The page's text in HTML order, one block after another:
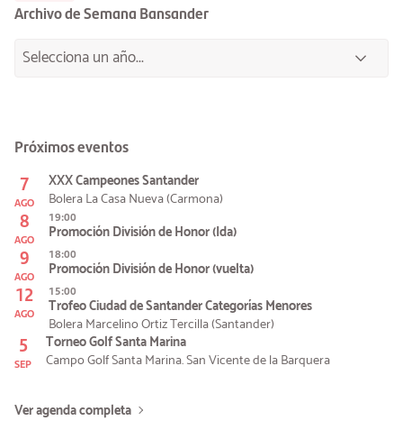
Archivo de Semana Bansander
Próximos eventos
7
AGO
XXX Campeones Santander
Bolera La Casa Nueva (Carmona)
8
AGO
19:00
Promoción División de Honor (Ida)
9
AGO
18:00
Promoción División de Honor (vuelta)
12
AGO
15:00
Trofeo Ciudad de Santander Categorías Menores
Bolera Marcelino Ortiz Tercilla (Santander)
5
SEP
Torneo Golf Santa Marina
Campo Golf Santa Marina. San Vicente de la Barquera
Ver agenda completa